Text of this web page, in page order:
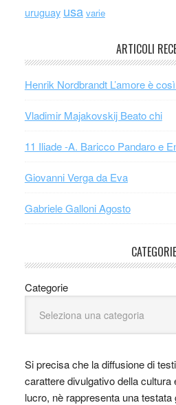
uruguay usa varie
ARTICOLI
Henrik Nordbrandt L’amore è
Vladimir Majakovskij Beato chi
11 Iliade -A. Baricco Pandaro e
Giovanni Verga da Eva
Gabriele Galloni Agosto
CATEGORIE
Categorie
Si precisa che la diffusione di
carattere divulgativo della
lucro, nè rappresenta una